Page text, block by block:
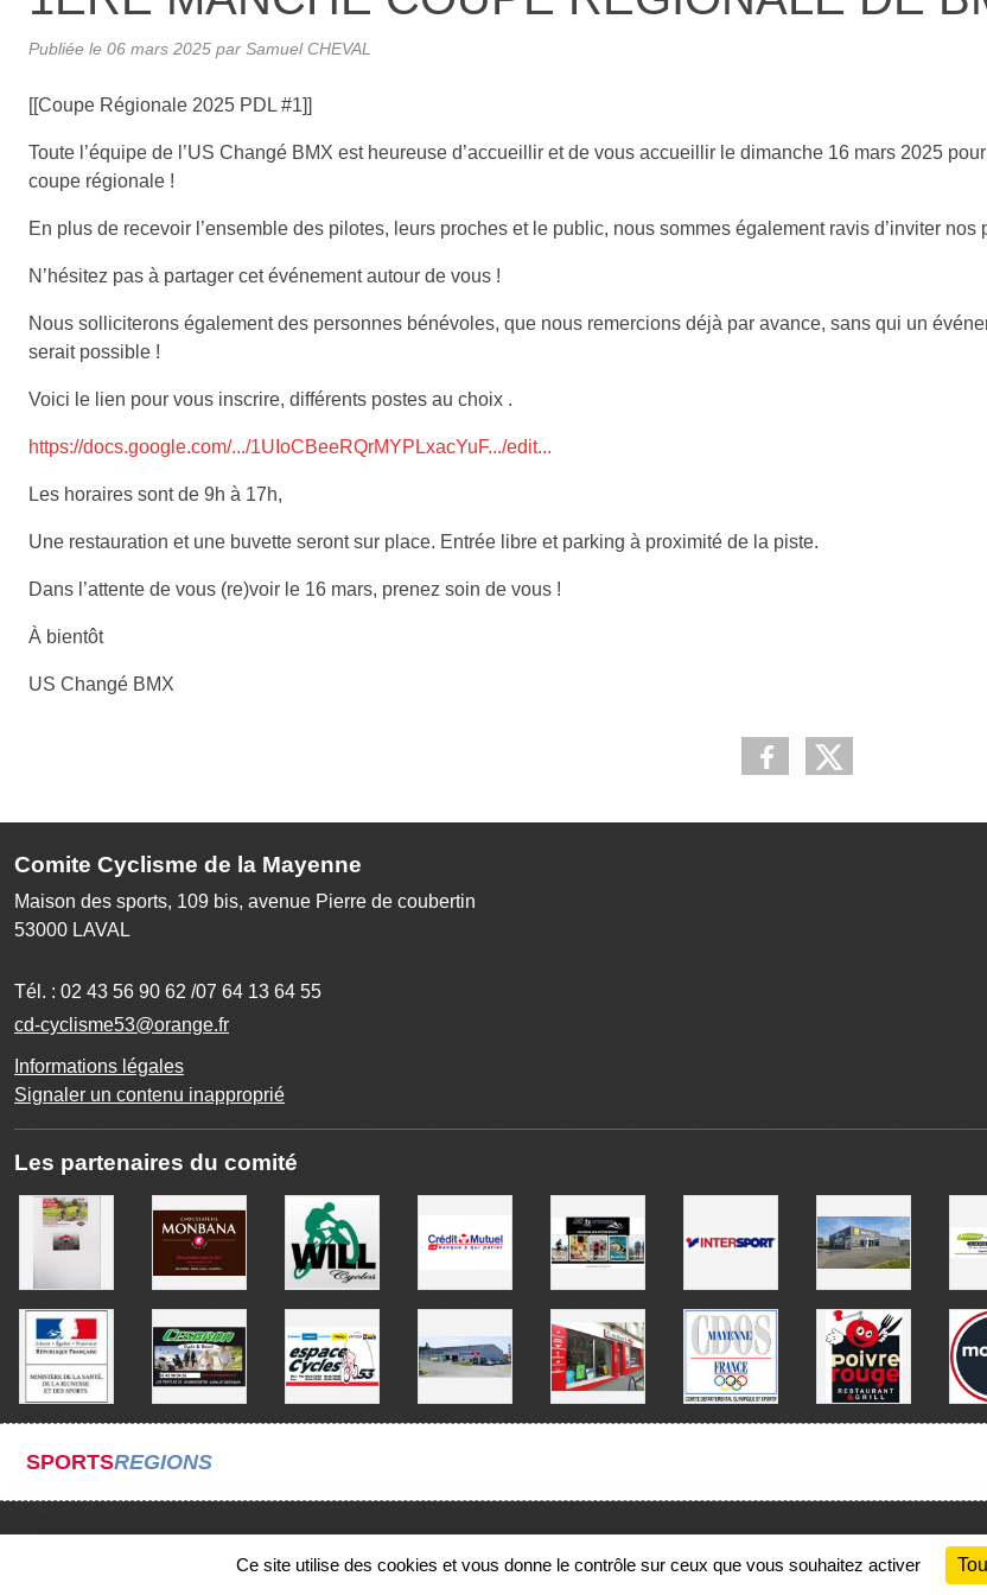
Publiée le 06 mars 2025 par Samuel CHEVAL
[[Coupe Régionale 2025 PDL #1]]
Toute l’équipe de l’US Changé BMX est heureuse d’accueillir et de vous accueillir le dimanche 16 mars 2025
coupe régionale !
En plus de recevoir l’ensemble des pilotes, leurs proches et le public, nous sommes également ravis d’inviter nos
N’hésitez pas à partager cet événement autour de vous !
Nous solliciterons également des personnes bénévoles, que nous remercions déjà par avance, sans qui un
serait possible !
Voici le lien pour vous inscrire, différents postes au choix .
https://docs.google.com/.../1UIoCBeeRQrMYPLxacYuF.../edit...
Les horaires sont de 9h à 17h,
Une restauration et une buvette seront sur place. Entrée libre et parking à proximité de la piste.
Dans l’attente de vous (re)voir le 16 mars, prenez soin de vous !
À bientôt
US Changé BMX
Comite Cyclisme de la Mayenne
Maison des sports, 109 bis, avenue Pierre de coubertin
53000 LAVAL
Tél. : 02 43 56 90 62 /07 64 13 64 55
cd-cyclisme53@orange.fr
Informations légales
Signaler un contenu inapproprié
Les partenaires du comité
SPORTSREGIONS
Gestion des cookies
Ce site utilise des cookies et vous donne le contrôle sur ceux que vous souhaitez activer